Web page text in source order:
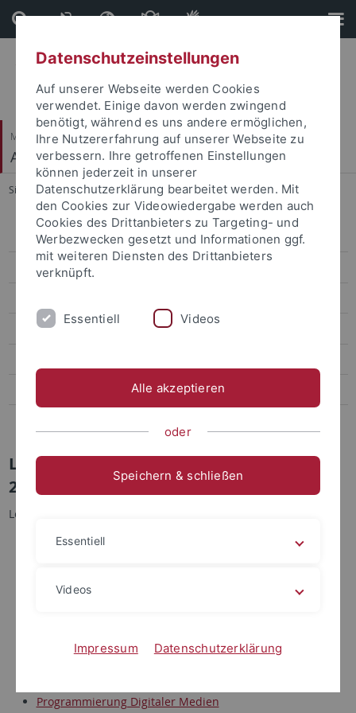
Direkt
zum
Inhalt
Direkt
zur
Fußleiste
Mathematisch-Naturwissenschaftliche Fakultät
Arbeitsbereich Informationsdienste
Sie sind hier: Startseite ... Wintersemester 2013/2014
Grundlagen der Web-Entwicklung
Telemedizin
Ökonomie in der Medizininformatik
Einführung in Unix/Linux
Lehrveranstaltungen Wintersemester
2013/2014
Lehrveranstaltungen im
Telemedizin
Digitale Fotografie für das Web
Programmierung Digitaler Medien
Datenschutzeinstellungen
Auf unserer Webseite werden Cookies
verwendet. Einige davon werden zwingend
benötigt, während es uns andere ermöglichen,
Ihre Nutzererfahrung auf unserer Webseite zu
verbessern. Ihre getroffenen Einstellungen
können jederzeit in unserer
Datenschutzerklärung bearbeitet werden. Mit
den Cookies zur Videowiedergabe werden auch
Cookies des Drittanbieters zu Targeting- und
Werbezwecken gesetzt und Informationen ggf.
mit weiteren Diensten des Drittanbieters
verknüpft.
Essentiell Videos
Alle akzeptieren
oder
Speichern & schließen
Essentiell
Videos
Impressum Datenschutzerklärung